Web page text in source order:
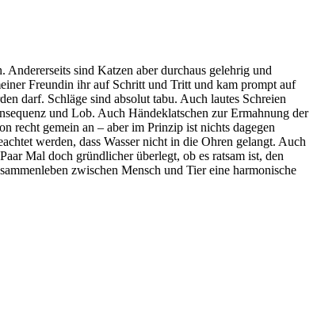
sind Katzen aber durchaus gelehrig und
Freundin ihr auf Schritt und Tritt und kam prompt auf
darf. Schläge sind absolut tabu. Auch lautes Schreien
und Lob. Auch Händeklatschen zur Ermahnung der
recht gemein an – aber im Prinzip ist nichts dagegen
werden, dass Wasser nicht in die Ohren gelangt. Auch
Mal doch gründlicher überlegt, ob es ratsam ist, den
zwischen Mensch und Tier eine harmonische